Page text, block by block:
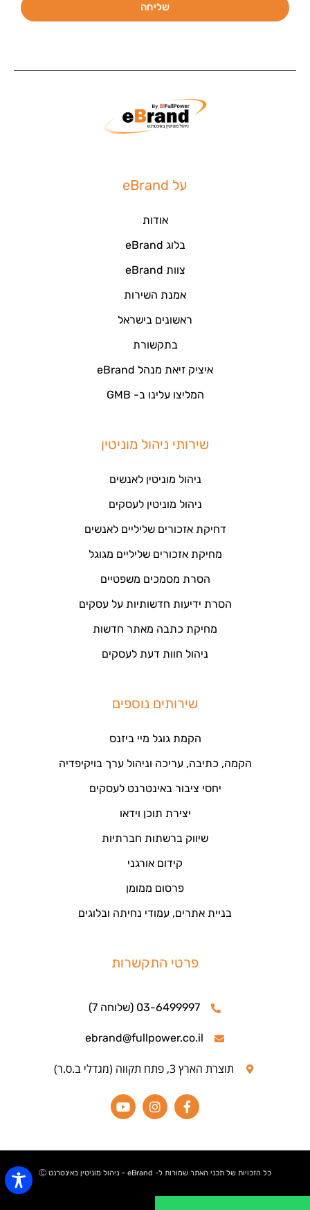
שליחה
על eBrand
אודות
בלוג eBrand
צוות eBrand
אמנת השירות
ראשונים בישראל
בתקשורת
איציק זיאת מנהל eBrand
המליצו עלינו ב- GMB
שירותי ניהול מוניטין
ניהול מוניטין לאנשים
ניהול מוניטין לעסקים
דחיקת אזכורים שליליים לאנשים
מחיקת אזכורים שליליים מגוגל
הסרת מסמכים משפטיים
הסרת ידיעות חדשותיות על עסקים
מחיקת כתבה מאתר חדשות
ניהול חוות דעת לעסקים
שירותים נוספים
הקמת גוגל מיי ביזנס
הקמה, כתיבה, עריכה וניהול ערך בויקיפדיה
יחסי ציבור באינטרנט לעסקים
יצירת תוכן וידאו
שיווק ברשתות חברתיות
קידום אורגני
פרסום ממומן
בניית אתרים, עמודי נחיתה ובלוגים
פרטי התקשרות
03-6499997 (שלוחה 7)
ebrand@fullpower.co.il
תוצרת הארץ 3, פתח תקווה (מגדלי ב.ס.ר)
כל הזכויות של תכני האתר שמורות ל- eBrand – ניהול מוניטין באינטרנט Ⓒ